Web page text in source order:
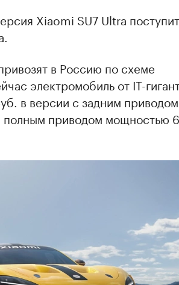
Xiaomi SU7 Ultra
в Россию по схеме
электромобиль от IT-
в версии с задним
приводом мощностью